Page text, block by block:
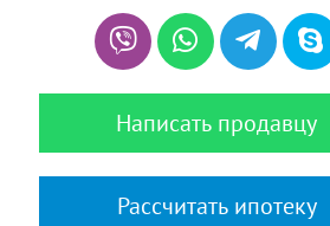
Написать продавцу
Рассчитать ипотеку